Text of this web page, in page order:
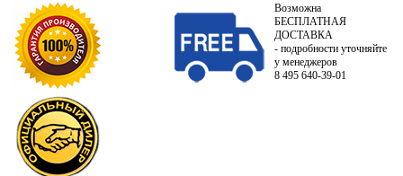
Возможна
БЕСПЛАТНАЯ
ДОСТАВКА
- подробности уточняйте
у менеджеров
8 495 640-39-01